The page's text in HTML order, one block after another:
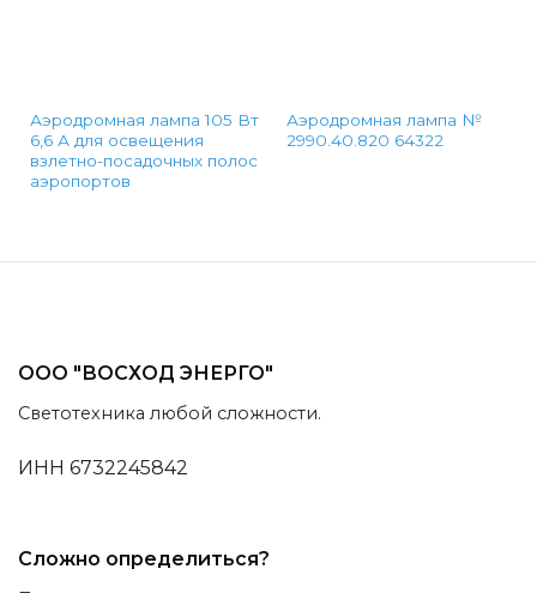
Аэродромная лампа 105 Вт
6,6 А для освещения
взлетно-посадочных полос
аэропортов
Аэродромная лампа №
2990.40.820 64322
ООО "ВОСХОД ЭНЕРГО"
Светотехника любой сложности.
ИНН 6732245842
Сложно определиться?